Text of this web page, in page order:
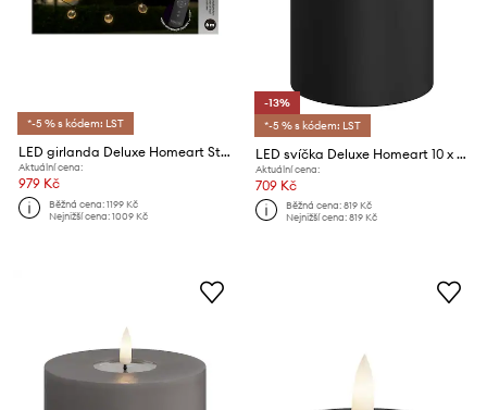
*-5 % s kódem: LST
LED girlanda Deluxe Homeart Starter Kit, 10 LED 3 m
Aktuální cena:
979 Kč
Běžná cena:1199 Kč
Nejnižší cena:1009 Kč
-13%
*-5 % s kódem: LST
LED svíčka Deluxe Homeart 10 x 15 cm
Aktuální cena:
709 Kč
Běžná cena:819 Kč
Nejnižší cena:819 Kč